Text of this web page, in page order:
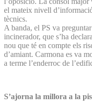
el mateix nivell
tècnics.
A banda, el PS va
incinerador, que s’ha
nou que té en compte els
d’amiant. Carmona es va
a terme l’enderroc de
S’ajorna la millora a la